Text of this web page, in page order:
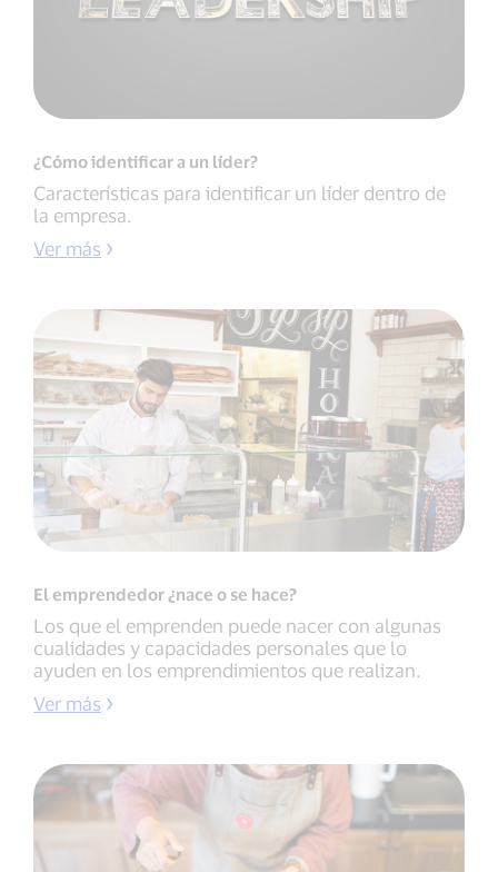
¿Cómo identificar a un líder?
Características para identificar un líder dentro de
la empresa.
Ver más
El emprendedor ¿nace o se hace?
Los que el emprenden puede nacer con algunas
cualidades y ca­pacidades personales que lo
ayuden en los emprendimientos que reali­zan.
Ver más